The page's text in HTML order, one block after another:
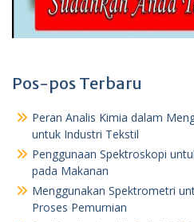
Pos-pos Terbaru
Peran Analis Kimia dalam
untuk Industri Tekstil
Penggunaan Spektroskopi
pada Makanan
Menggunakan Spektrometri
Proses Pemurnian